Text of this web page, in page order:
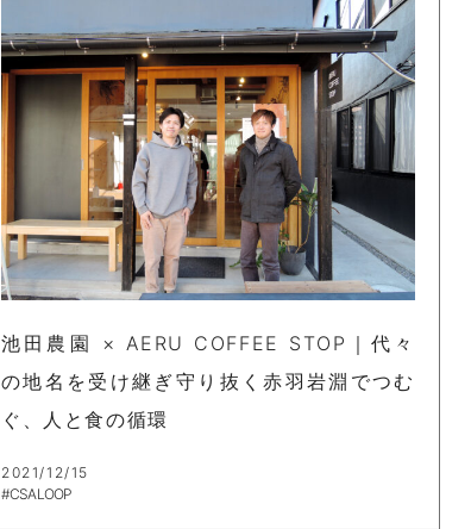
池田農園 × AERU COFFEE STOP｜代々
の地名を受け継ぎ守り抜く赤羽岩淵でつむ
ぐ、人と食の循環
2021/12/15
#CSA LOOP